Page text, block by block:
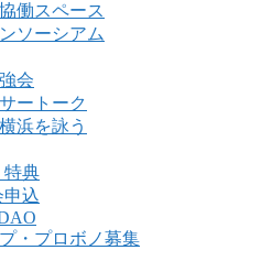
働スペース
ソーシアム
会
ートーク
浜を詠う
特典
申込
・プロボノ募集